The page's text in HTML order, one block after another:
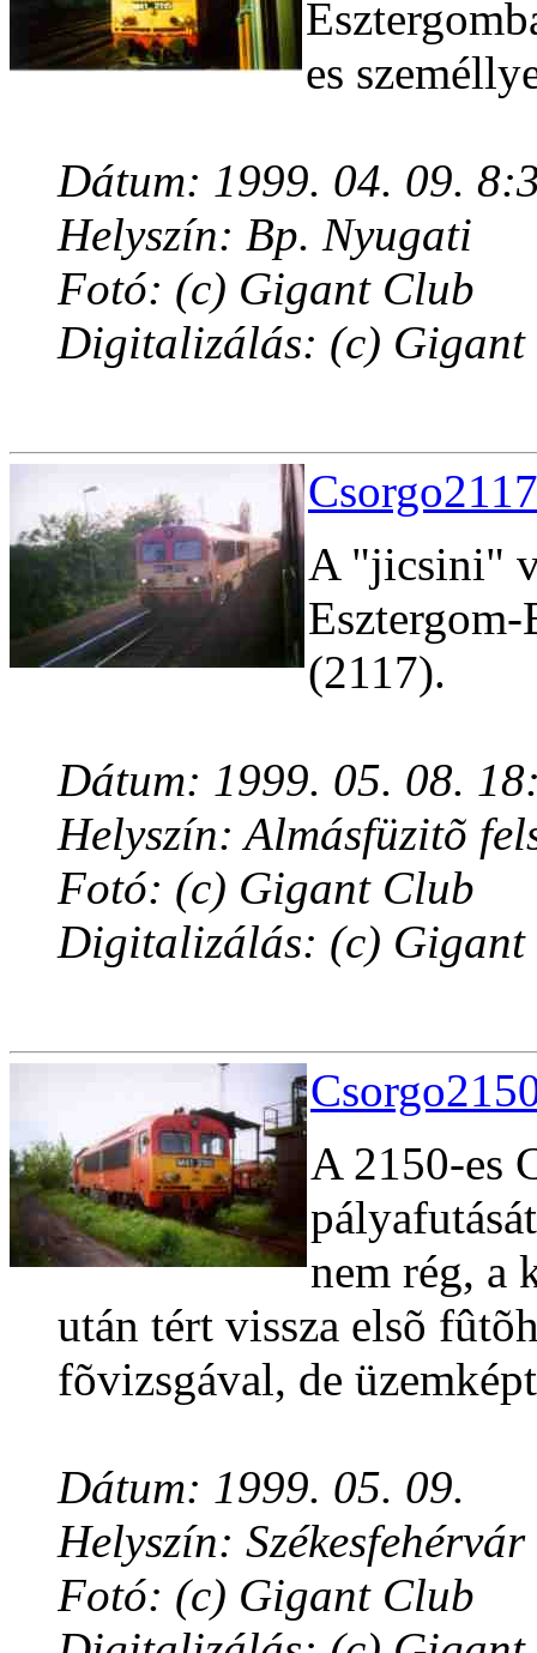
es
Dátum: 1999. 04. 09.
Helyszín: Bp. Nyugati
Fotó: (c) Gigant Club
Digitalizálás: (c) Gigant
A "jicsini"
(2117).
Dátum: 1999. 05. 08.
Helyszín: Almásfüzitõ
Fotó: (c) Gigant Club
Digitalizálás: (c) Gigant
A 2150-es
nem rég, a
után tért vissza elsõ
fõvizsgával, de
Dátum: 1999. 05. 09.
Helyszín: Székesfehérvár
Fotó: (c) Gigant Club